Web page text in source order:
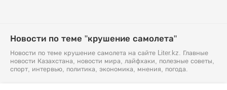
Новости по теме "крушение самолета"
Новости по теме крушение самолета на сайте Liter.kz. Главные
новости Казахстана, новости мира, лайфхаки, полезные советы,
спорт, интервью, политика, экономика, мнения, погода.